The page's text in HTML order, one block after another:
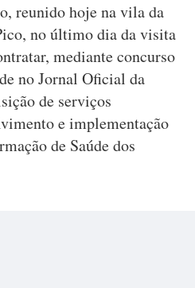
reunido hoje na vila da
no último dia da visita
mediante concurso
no Jornal Oficial da
de serviços
e implementação
de Saúde dos